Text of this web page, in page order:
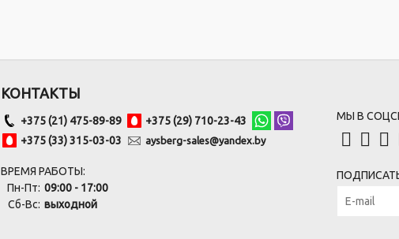
КОНТАКТЫ
+375 (21) 475-89-89
+375 (29) 710-23-43
+375 (33) 315-03-03
aysberg-sales@yandex.by
ВРЕМЯ РАБОТЫ:
Пн-Пт: 09:00 - 17:00
Сб-Вс: выходной
МЫ В